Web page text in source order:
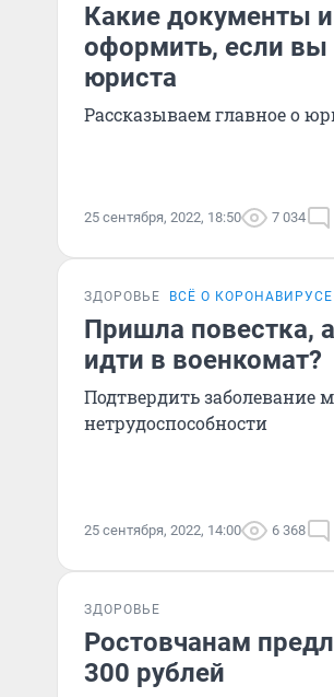
Какие документы
оформить, если
юриста
Рассказываем главное о
25 сентября, 2022, 18:50 7 034
ЗДОРОВЬЕ ВСЁ О КОРОНАВИРУСЕ
Пришла повестка,
идти в военкомат?
Подтвердить заболевание
нетрудоспособности
25 сентября, 2022, 14:00 6 368
ЗДОРОВЬЕ
Ростовчанам
300 рублей